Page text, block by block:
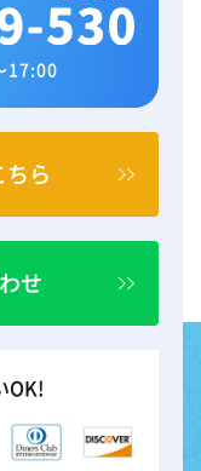
17:00
ちら
せ
OK!